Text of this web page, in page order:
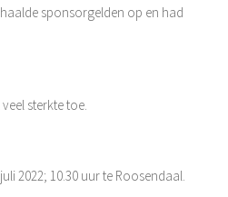
sponsorgelden op en had
sterkte toe.
2022; 10.30 uur te Roosendaal.